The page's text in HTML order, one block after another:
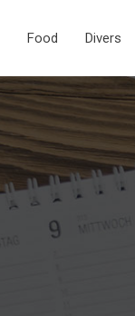
Food Divers